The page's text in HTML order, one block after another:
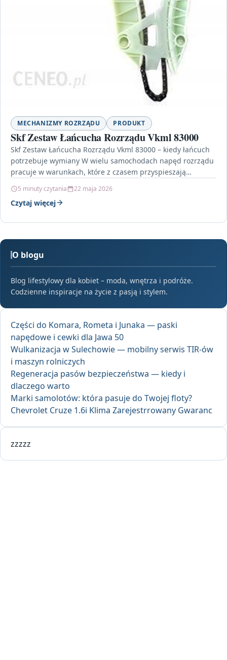
MECHANIZMY ROZRZĄDU PRODUKT
Skf Zestaw Łańcucha Rozrządu Vkml 83000
Skf Zestaw Łańcucha Rozrządu Vkml 83000 – kiedy łańcuch
potrzebuje wymiany W wielu samochodach napęd rozrządu
pracuje w warunkach, które z czasem przyspieszają
5 minuty czytania 22 maja 2026
Czytaj więcej
O blogu
Blog lifestylowy dla kobiet – moda, wnętrza i podróże.
Codzienne inspiracje na życie z pasją i stylem.
Części do Komara, Rometa i Junaka — paski
napędowe i cewki dla Jawa 50
Wulkanizacja w Sulechowie — mobilny serwis TIR-ów
i maszyn rolniczych
Regeneracja pasów bezpieczeństwa — kiedy i
dlaczego warto
Marki samolotów: która pasuje do Twojej floty?
Chevrolet Cruze 1.6i Klima Zarejestrrowany Gwaranc
zzzzz